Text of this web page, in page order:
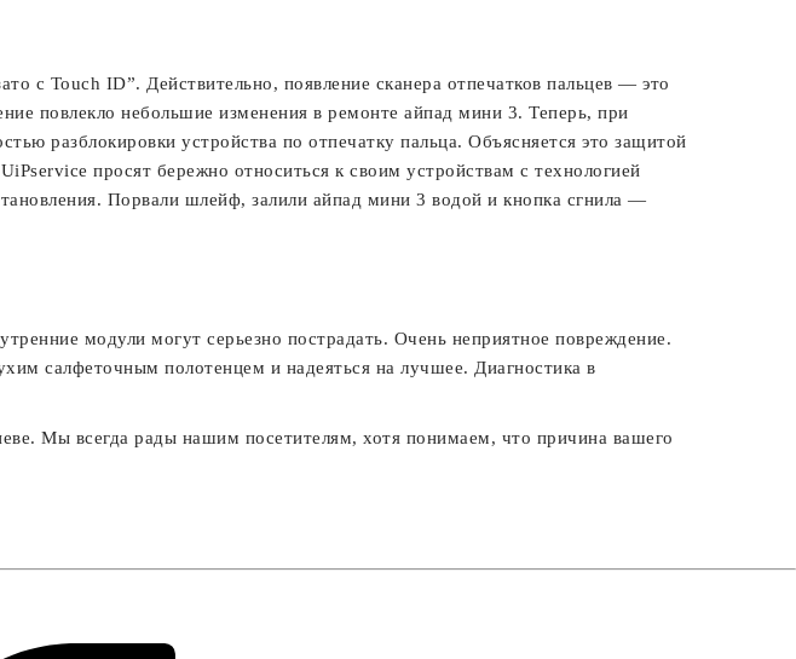
с Touch ID”. Действительно, появление сканера отпечатков пальцев — это
повлекло небольшие изменения в ремонте айпад мини 3. Теперь, при
разблокировки устройства по отпечатку пальца. Объясняется это защитой
просят бережно относиться к своим устройствам с технологией
Порвали шлейф, залили айпад мини 3 водой и кнопка сгнила —
модули могут серьезно пострадать. Очень неприятное повреждение.
салфеточным полотенцем и надеяться на лучшее. Диагностика в
Мы всегда рады нашим посетителям, хотя понимаем, что причина вашего